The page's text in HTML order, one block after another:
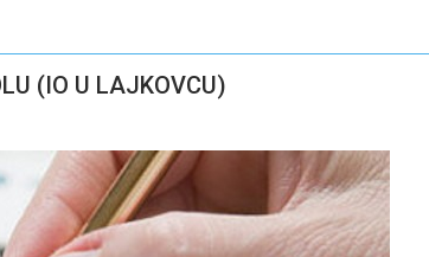
(IO U LAJKOVCU)